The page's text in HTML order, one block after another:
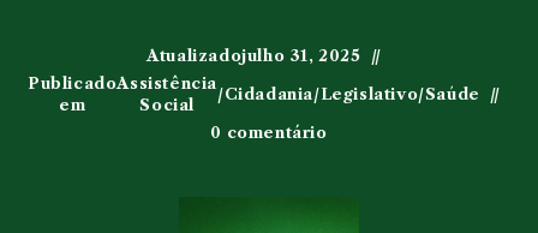
Atualizadojulho 31, 2025
Publicado
em
Assistência
Social
/Cidadania/Legislativo/Saúde
0 comentário